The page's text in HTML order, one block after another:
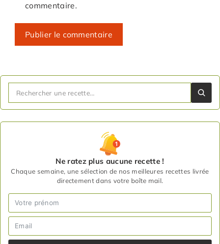
commentaire.
Ne ratez plus aucune recette !
Chaque semaine, une sélection de nos meilleures recettes livrée
directement dans votre boîte mail.